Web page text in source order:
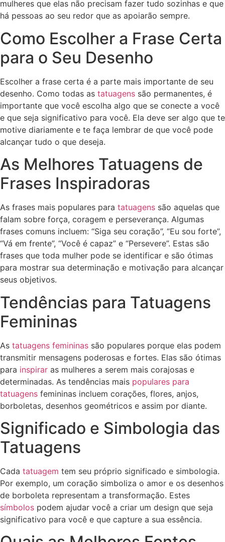
mulheres que elas não precisam fazer tudo sozinhas e que
há pessoas ao seu redor que as apoiarão sempre.
Como Escolher a Frase Certa
para o Seu Desenho
Escolher a frase certa é a parte mais importante de seu
desenho. Como todas as tatuagens são permanentes, é
importante que você escolha algo que se conecte a você
e que seja significativo para você. Ela deve ser algo que te
motive diariamente e te faça lembrar de que você pode
alcançar tudo o que deseja.
As Melhores Tatuagens de
Frases Inspiradoras
As frases mais populares para tatuagens são aquelas que
falam sobre força, coragem e perseverança. Algumas
frases comuns incluem: “Siga seu coração”, “Eu sou forte”,
“Vá em frente”, “Você é capaz” e “Persevere”. Estas são
frases que toda mulher pode se identificar e são ótimas
para mostrar sua determinação e motivação para alcançar
seus objetivos.
Tendências para Tatuagens
Femininas
As tatuagens femininas são populares porque elas podem
transmitir mensagens poderosas e fortes. Elas são ótimas
para inspirar as mulheres a serem mais corajosas e
determinadas. As tendências mais populares para
tatuagens femininas incluem corações, flores, anjos,
borboletas, desenhos geométricos e assim por diante.
Significado e Simbologia das
Tatuagens
Cada tatuagem tem seu próprio significado e simbologia.
Por exemplo, um coração simboliza o amor e os desenhos
de borboleta representam a transformação. Estes
símbolos podem ajudar você a criar um design que seja
significativo para você e que capture a sua essência.